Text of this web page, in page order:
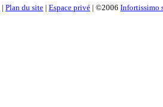
| Plan du site | Espace privé | ©2006 Infortissimo